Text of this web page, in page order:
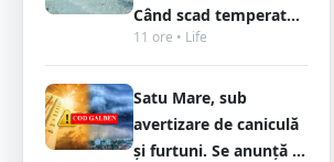
Când scad temperat...
11 ore • Life
Satu Mare, sub
avertizare de caniculă
și furtuni. Se anunță ...